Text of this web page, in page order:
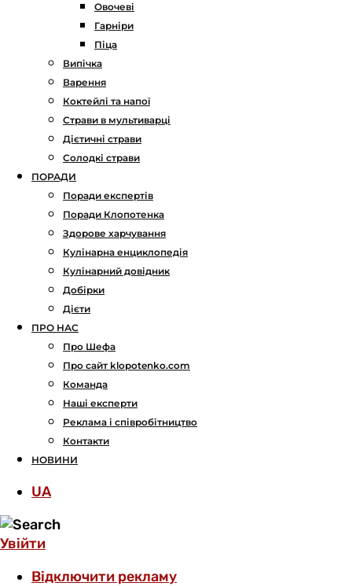
Овочеві
Гарніри
Піца
Випічка
Варення
Коктейлі та напої
Страви в мультиварці
Дієтичні страви
Солодкі страви
ПОРАДИ
Поради експертів
Поради Клопотенка
Здорове харчування
Кулінарна енциклопедія
Кулінарний довідник
Добірки
Дієти
ПРО НАС
Про Шефа
Про сайт klopotenko.com
Команда
Наші експерти
Реклама і співробітництво
Контакти
НОВИНИ
UA
Увійти
Відключити рекламу